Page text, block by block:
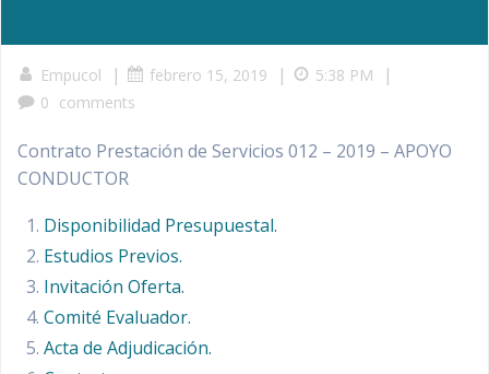
Empucol | febrero 15, 2019 | 5:38 PM |
0 comments
Contrato Prestación de Servicios 012 – 2019 – APOYO
CONDUCTOR
Disponibilidad Presupuestal.
Estudios Previos.
Invitación Oferta.
Comité Evaluador.
Acta de Adjudicación.